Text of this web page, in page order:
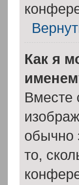
Как я
Вместе
обычно
то,